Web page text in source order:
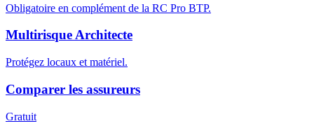
Obligatoire en complément de la RC Pro BTP.
Multirisque Architecte
Protégez locaux et matériel.
Comparer les assureurs
Gratuit